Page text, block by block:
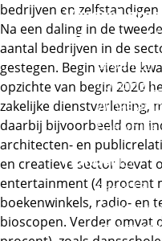
Voedsel,
gastvrijheid
Groen
Voeding
Handel
Retail
bedrijven en
Na een daling in de
aantal bedrijven in de
gestegen. Begin vierde
opzichte van begin 2020
zakelijke dienstverlening,
daarbij bijvoorbeeld om
architecten- en
en creatieve sector bevat
entertainment (4 procent
boekenwinkels, radio- en
bioscopen. Verder omvat